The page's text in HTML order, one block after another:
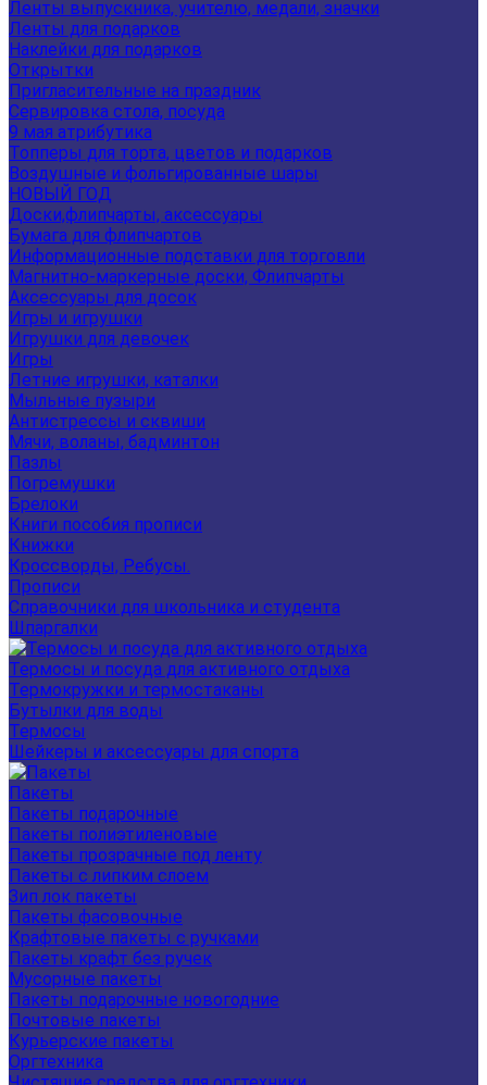
Ленты выпускника, учителю, медали, значки
Ленты для подарков
Наклейки для подарков
Открытки
Пригласительные на праздник
Сервировка стола, посуда
9 мая атрибутика
Топперы для торта, цветов и подарков
Воздушные и фольгированные шары
НОВЫЙ ГОД
Доски,флипчарты, аксессуары
Бумага для флипчартов
Информационные подставки для торговли
Магнитно-маркерные доски, Флипчарты
Аксессуары для досок
Игры и игрушки
Игрушки для девочек
Игры
Летние игрушки, каталки
Мыльные пузыри
Антистрессы и сквиши
Мячи, воланы, бадминтон
Пазлы
Погремушки
Брелоки
Книги пособия прописи
Книжки
Кроссворды, Ребусы.
Прописи
Справочники для школьника и студента
Шпаргалки
Термосы и посуда для активного отдыха
Термокружки и термостаканы
Бутылки для воды
Термосы
Шейкеры и аксессуары для спорта
Пакеты
Пакеты подарочные
Пакеты полиэтиленовые
Пакеты прозрачные под ленту
Пакеты с липким слоем
Зип лок пакеты
Пакеты фасовочные
Крафтовые пакеты с ручками
Пакеты крафт без ручек
Мусорные пакеты
Пакеты подарочные новогодние
Почтовые пакеты
Курьерские пакеты
Оргтехника